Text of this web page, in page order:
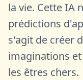
la vie. Cette IA
prédictions
s'agit de créer
imaginations
les êtres chers.